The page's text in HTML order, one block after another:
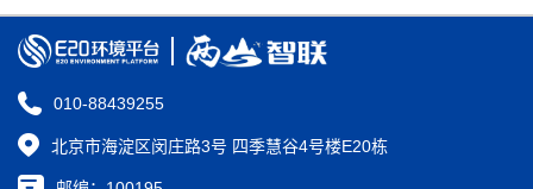
010-88439255
北京市海淀区闵庄路3号 四季慧谷4号楼E20栋